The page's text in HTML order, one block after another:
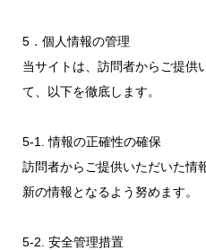
5．個人情報の管理
当サイトは、訪問者からご提供
て、以下を徹底します。
5-1. 情報の正確性の確保
訪問者からご提供いただいた情
新の情報となるよう努めます。
5-2. 安全管理措置